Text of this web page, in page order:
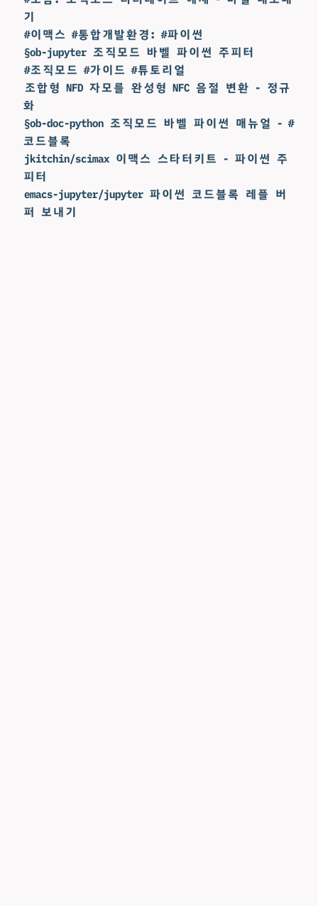
기
#이맥스 #통합개발환경: #파이썬
§ob-jupyter 조직모드 바벨 파이썬 주피터
#조직모드 #가이드 #튜토리얼
조합형 NFD 자모를 완성형 NFC 음절 변환 - 정규
화
§ob-doc-python 조직모드 바벨 파이썬 매뉴얼 - #
코드블록
jkitchin/scimax 이맥스 스타터키트 - 파이썬 주
피터
emacs-jupyter/jupyter 파이썬 코드블록 레플 버
퍼 보내기